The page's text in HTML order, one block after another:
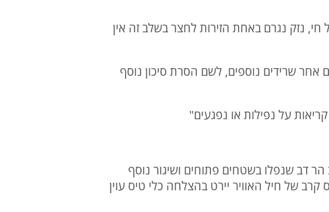
חי, נזק נגרם באחת הזירות לחצר בשלב זה אין
אחר שרידים נוספים, לשם הסרת סיכון נוסף
הר דב שנפלו בשטחים פתוחים ושיגור נוסף
של חיל האוויר יירט בהצלחה כלי טיס עוין